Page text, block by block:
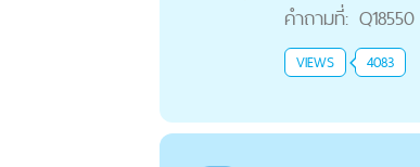
คำถามที่: Q18550
VIEWS 4083